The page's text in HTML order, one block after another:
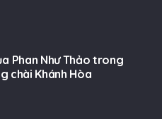
Phan Như Thảo trong
chài Khánh Hòa